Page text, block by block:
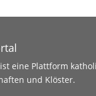
eine Plattform
und Klöster.